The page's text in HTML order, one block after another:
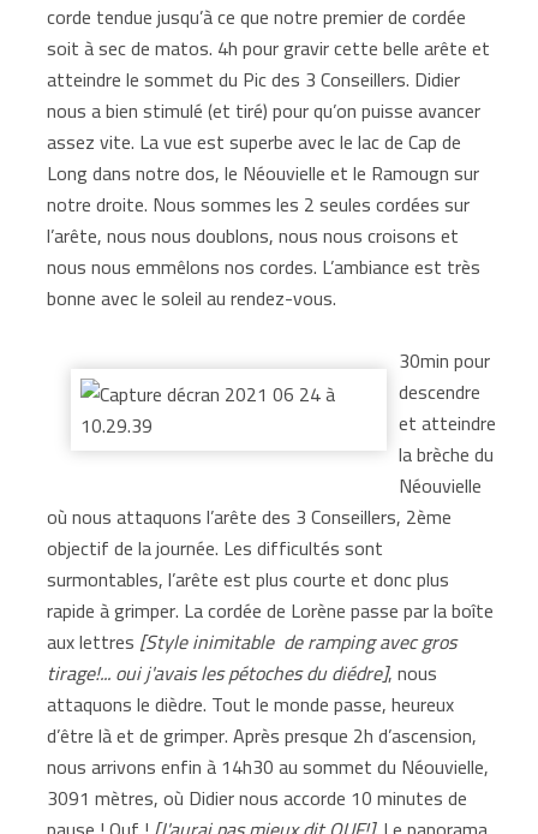
corde tendue jusqu’à ce que notre premier de cordée
soit à sec de matos. 4h pour gravir cette belle arête et
atteindre le sommet du Pic des 3 Conseillers. Didier
nous a bien stimulé (et tiré) pour qu’on puisse avancer
assez vite. La vue est superbe avec le lac de Cap de
Long dans notre dos, le Néouvielle et le Ramougn sur
notre droite. Nous sommes les 2 seules cordées sur
l’arête, nous nous doublons, nous nous croisons et
nous nous emmêlons nos cordes. L’ambiance est très
bonne avec le soleil au rendez-vous.
30min pour
descendre
et atteindre
la brèche du
Néouvielle
où nous attaquons l’arête des 3 Conseillers, 2ème
objectif de la journée. Les difficultés sont
surmontables, l’arête est plus courte et donc plus
rapide à grimper. La cordée de Lorène passe par la boîte
aux lettres [Style inimitable de ramping avec gros
tirage!... oui j'avais les pétoches du diédre], nous
attaquons le dièdre. Tout le monde passe, heureux
d’être là et de grimper. Après presque 2h d’ascension,
nous arrivons enfin à 14h30 au sommet du Néouvielle,
3091 mètres, où Didier nous accorde 10 minutes de